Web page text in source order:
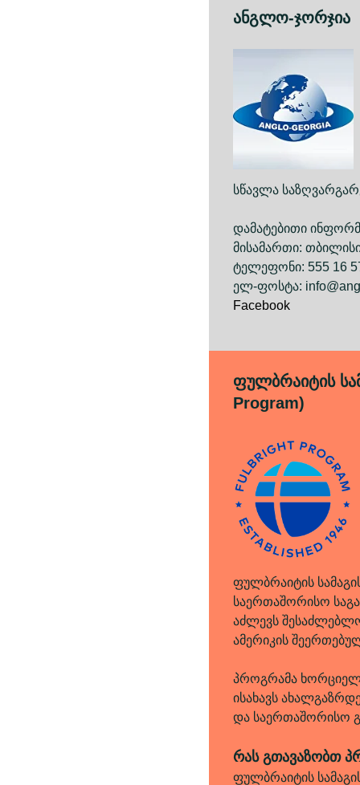
ანგლო-ჯორჯია
სწავლა
დამატებითი
მისამართი:
ტელეფონი: 555 16
ელ-ფოსტა:
Facebook
ფულბრაიტის
Program)
ფულბრაიტის
საერთაშორისო
აძლევს
ამერიკის
პროგრამა
ისახავს
და საერთაშორისო
რას გთავაზობთ
ფულბრაიტის